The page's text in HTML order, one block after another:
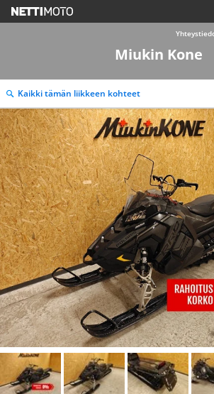
Miukin Kone
Kaikki tämän liikkeen kohteet